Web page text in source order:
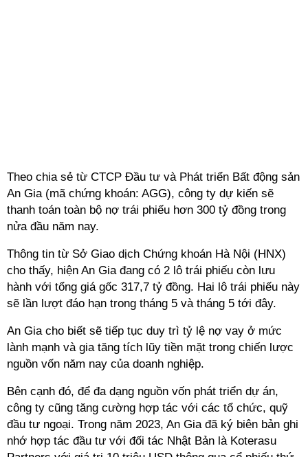
Theo chia sẻ từ CTCP Đầu tư và Phát triển Bất động sản
An Gia (mã chứng khoán: AGG), công ty dự kiến sẽ
thanh toán toàn bộ nợ trái phiếu hơn 300 tỷ đồng trong
nửa đầu năm nay.
Thông tin từ Sở Giao dịch Chứng khoán Hà Nội (HNX)
cho thấy, hiện An Gia đang có 2 lô trái phiếu còn lưu
hành với tổng giá gốc 317,7 tỷ đồng. Hai lô trái phiếu này
sẽ lần lượt đáo hạn trong tháng 5 và tháng 5 tới đây.
An Gia cho biết sẽ tiếp tục duy trì tỷ lệ nợ vay ở mức
lành mạnh và gia tăng tích lũy tiền mặt trong chiến lược
nguồn vốn năm nay của doanh nghiệp.
Bên cạnh đó, để đa dạng nguồn vốn phát triển dự án,
công ty cũng tăng cường hợp tác với các tổ chức, quỹ
đầu tư ngoại. Trong năm 2023, An Gia đã ký biên bản ghi
nhớ hợp tác đầu tư với đối tác Nhật Bản là Koterasu